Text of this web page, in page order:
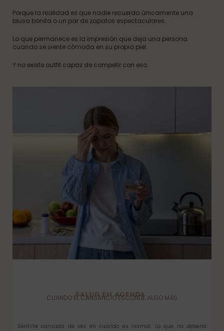
Porque la realidad es que nadie recuerda únicamente una
blusa bonita o un par de zapatos espectaculares.
Lo que permanece es la impresión que deja una persona
cuando se siente cómoda en su propia piel.
Y no existe outfit capaz de competir con eso.
SALUD EN AGENDA
CUANDO EL CANSANCIO ESCONDE ALGO MÁS
Sentirte cansada de vez en cuando es normal. Lo que no debería